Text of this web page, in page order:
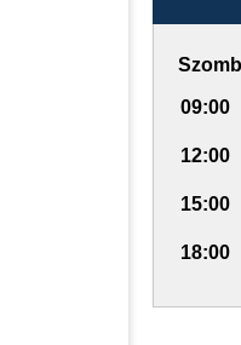
09:00
12:00
15:00
18:00